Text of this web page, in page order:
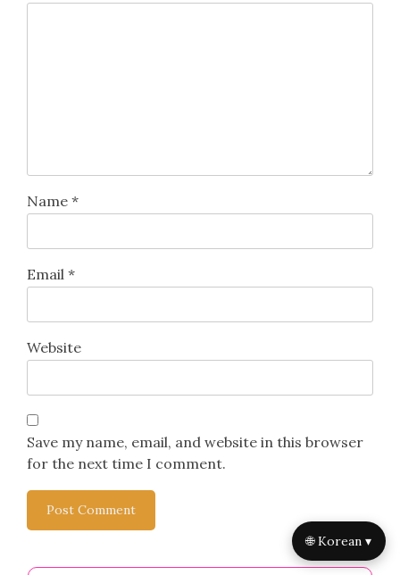
Name *
Email *
Website
Save my name, email, and website in this browser
for the next time I comment.
🌐 Korean ▾